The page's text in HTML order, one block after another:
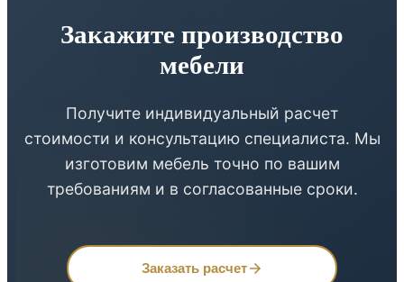
Закажите производство
мебели
Получите индивидуальный расчет
стоимости и консультацию специалиста. Мы
изготовим мебель точно по вашим
требованиям и в согласованные сроки.
Заказать расчет